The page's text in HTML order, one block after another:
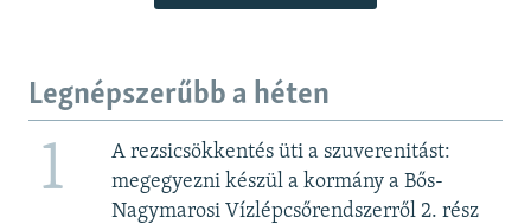
Legnépszerűbb a héten
1
A rezsicsökkentés üti a szuverenitást:
megegyezni készül a kormány a Bős-
Nagymarosi Vízlépcsőrendszerről 2. rész